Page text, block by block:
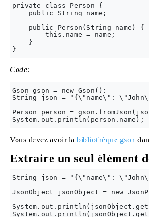
private class Person {
    public String name;
    public Person(String name) {
        this.name = name;
    }
Code:
Gson gson = new Gson();
String json = "{\"name\":
Person person =
Vous devez avoir la bibliothèque gson
Extraire un seul élément
String json = "{\"name\":
JsonObject jsonObject = new